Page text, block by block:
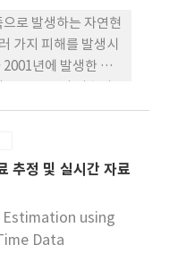
로 발생하는 자연현
가지 피해를 발생시
년에 발생한 가
당한 경제적인 손실
획에 의해 저수지
시함으로써 이러한
이다. 본 연구에서는
시스템을 개발하
추정 및 실시간 자료
using
Data